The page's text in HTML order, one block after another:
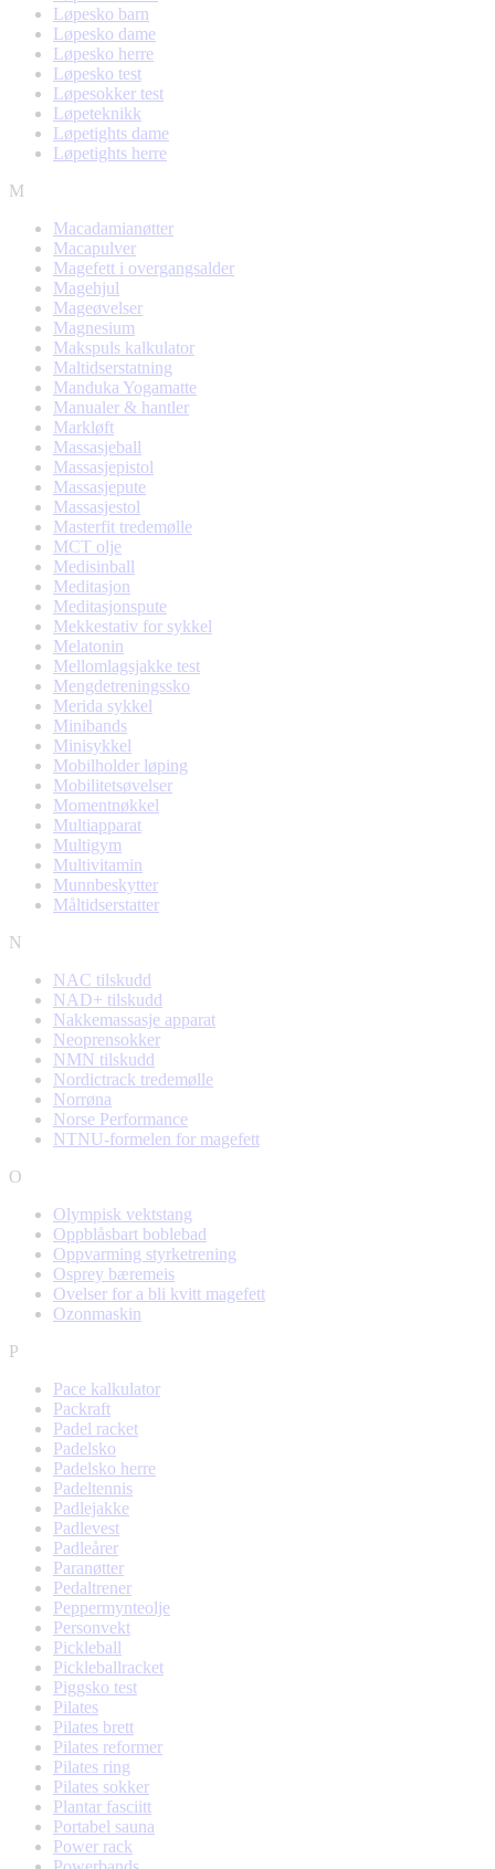
Løpesko barn
Løpesko dame
Løpesko herre
Løpesko test
Løpesokker test
Løpeteknikk
Løpetights dame
Løpetights herre
M
Macadamianøtter
Macapulver
Magefett i overgangsalder
Magehjul
Mageøvelser
Magnesium
Makspuls kalkulator
Maltidserstatning
Manduka Yogamatte
Manualer & hantler
Markløft
Massasjeball
Massasjepistol
Massasjepute
Massasjestol
Masterfit tredemølle
MCT olje
Medisinball
Meditasjon
Meditasjonspute
Mekkestativ for sykkel
Melatonin
Mellomlagsjakke test
Mengdetreningssko
Merida sykkel
Minibands
Minisykkel
Mobilholder løping
Mobilitetsøvelser
Momentnøkkel
Multiapparat
Multigym
Multivitamin
Munnbeskytter
Måltidserstatter
N
NAC tilskudd
NAD+ tilskudd
Nakkemassasje apparat
Neoprensokker
NMN tilskudd
Nordictrack tredemølle
Norrøna
Norse Performance
NTNU-formelen for magefett
O
Olympisk vektstang
Oppblåsbart boblebad
Oppvarming styrketrening
Osprey bæremeis
Ovelser for a bli kvitt magefett
Ozonmaskin
P
Pace kalkulator
Packraft
Padel racket
Padelsko
Padelsko herre
Padeltennis
Padlejakke
Padlevest
Padleårer
Paranøtter
Pedaltrener
Peppermynteolje
Personvekt
Pickleball
Pickleballracket
Piggsko test
Pilates
Pilates brett
Pilates reformer
Pilates ring
Pilates sokker
Plantar fasciitt
Portabel sauna
Power rack